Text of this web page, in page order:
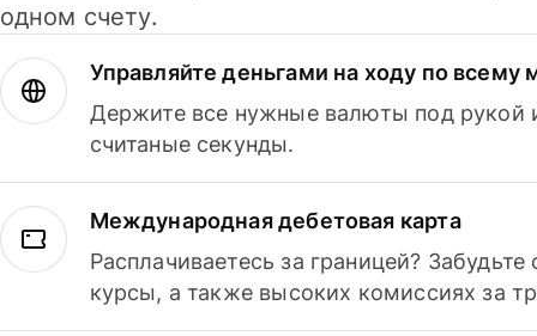
одном счету.
Управляйте деньгами на ходу по всему
Держите все нужные валюты под рукой
считаные секунды.
Международная дебетовая карта
Расплачиваетесь за границей?
курсы, а также высоких комиссиях за